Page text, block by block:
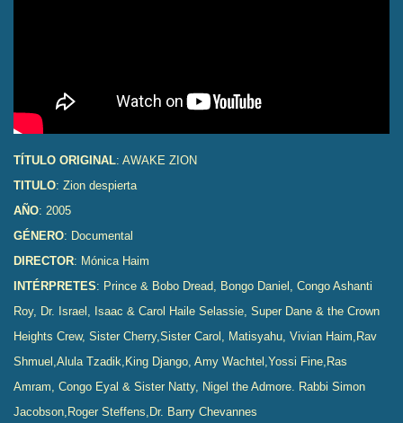
TÍTULO ORIGINAL: AWAKE ZION
TITULO: Zion despierta
AÑO: 2005
GÉNERO: Documental
DIRECTOR: Mónica Haim
INTÉRPRETES: Prince & Bobo Dread, Bongo Daniel, Congo Ashanti
Roy, Dr. Israel, Isaac & Carol Haile Selassie, Super Dane & the Crown
Heights Crew, Sister Cherry,Sister Carol, Matisyahu, Vivian Haim,Rav
Shmuel,Alula Tzadik,King Django, Amy Wachtel,Yossi Fine,Ras
Amram, Congo Eyal & Sister Natty, Nigel the Admore. Rabbi Simon
Jacobson,Roger Steffens,Dr. Barry Chevannes